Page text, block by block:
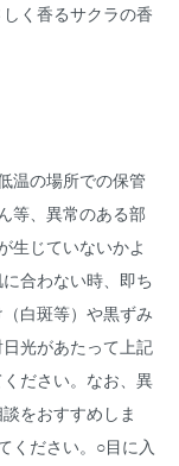
く香るサクラの香
温の場所での保管
等、異常のある部
生じていないかよ
合わない時、即ち
白斑等）や黒ずみ
光があたって上記
ださい。なお、異
をおすすめしま
ください。○目に入